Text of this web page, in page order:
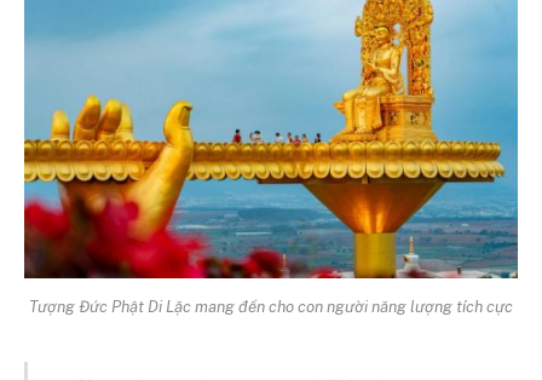
Tượng Đức Phật Di Lặc mang đến cho con người năng lượng tích cực